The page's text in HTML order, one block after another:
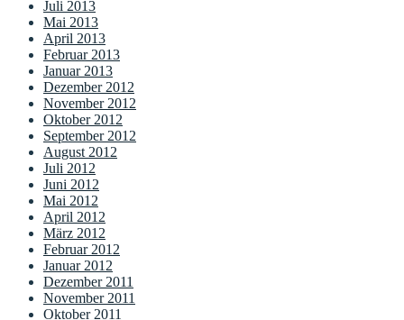
Juli 2013
Mai 2013
April 2013
Februar 2013
Januar 2013
Dezember 2012
November 2012
Oktober 2012
September 2012
August 2012
Juli 2012
Juni 2012
Mai 2012
April 2012
März 2012
Februar 2012
Januar 2012
Dezember 2011
November 2011
Oktober 2011